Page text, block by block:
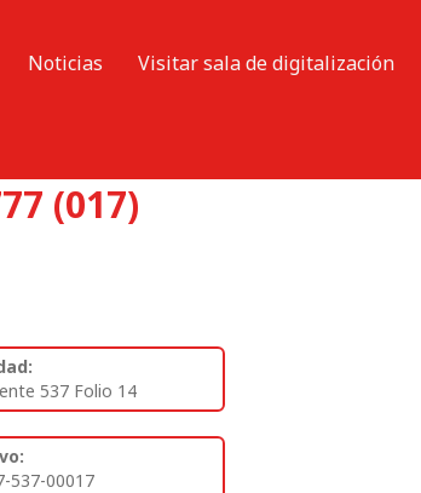
Noticias
Visitar sala de digitalización
(017)
537 Folio 14
537-00017